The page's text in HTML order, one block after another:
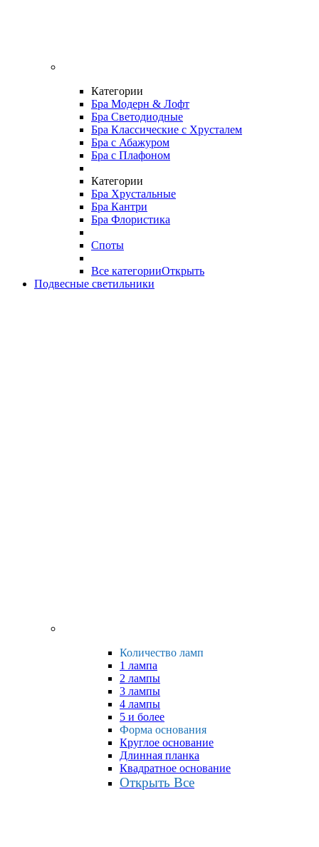
Категории
Бра Модерн & Лофт
Бра Светодиодные
Бра Классические с Хрусталем
Бра с Абажуром
Бра с Плафоном
Категории
Бра Хрустальные
Бра Кантри
Бра Флористика
Споты
Все категорииОткрыть
Подвесные светильники
Количество ламп
1 лампа
2 лампы
3 лампы
4 лампы
5 и более
Форма основания
Круглое основание
Длинная планка
Квадратное основание
Открыть Все